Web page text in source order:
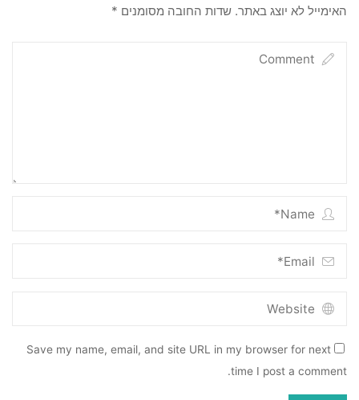
האימייל לא יוצג באתר. שדות החובה מסומנים *
Save my name, email, and site URL in my browser for next
time I post a comment.